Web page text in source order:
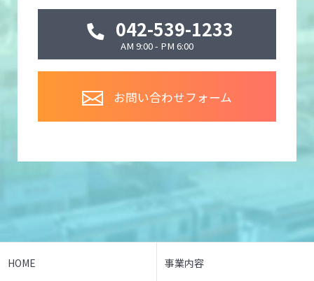
042-539-1233
AM 9:00 - PM 6:00
お問い合わせフォーム
HOME 事業内容